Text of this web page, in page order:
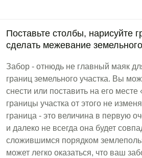
Поставьте столбы, нарисуйте
сделать межевание
Забор - отнюдь не главный маяк
границ земельного участка. Вы
снести или поставить на его
границы участка от этого не
граница - это величина в первую
и далеко не всегда она будет
сложившимся порядком
может легко оказаться, что ваш